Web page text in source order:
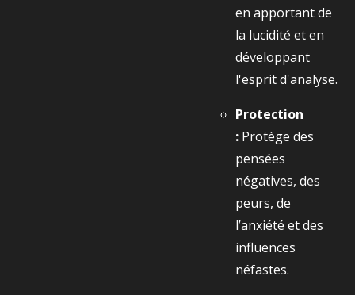
en apportant de
la lucidité et en
développant
l'esprit d'analyse.
Protection
: Protège des
pensées
négatives, des
peurs, de
l’anxiété et des
influences
néfastes.